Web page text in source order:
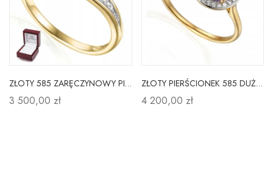
ZŁOTY 585 ZARĘCZYNOWY PIERŚCIONEK Z DIAMENTAMI
3 500,00 zł
ZŁOTY PIERŚCIONEK 585 DUŻY AMETYST DIAMENTY
4 200,00 zł